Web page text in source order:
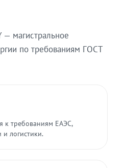
— магистральное
по требованиям ГОСТ
к требованиям ЕАЭС,
логистики.